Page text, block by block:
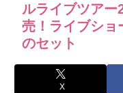
ルライブツアー
売！ライブショ
のセット
X